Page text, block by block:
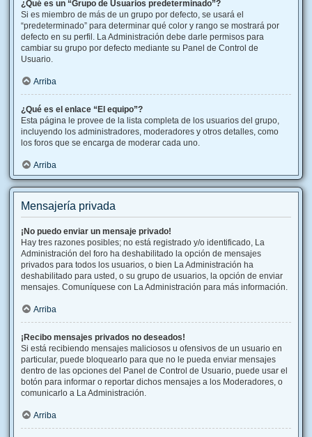
¿Qué es un “Grupo de Usuarios predeterminado”?
Si es miembro de más de un grupo por defecto, se usará el
“predeterminado” para determinar qué color y rango se mostrará por
defecto en su perfil. La Administración debe darle permisos para
cambiar su grupo por defecto mediante su Panel de Control de
Usuario.
Arriba
¿Qué es el enlace “El equipo”?
Esta página le provee de la lista completa de los usuarios del grupo,
incluyendo los administradores, moderadores y otros detalles, como
los foros que se encarga de moderar cada uno.
Arriba
Mensajería privada
¡No puedo enviar un mensaje privado!
Hay tres razones posibles; no está registrado y/o identificado, La
Administración del foro ha deshabilitado la opción de mensajes
privados para todos los usuarios, o bien La Administración ha
deshabilitado para usted, o su grupo de usuarios, la opción de enviar
mensajes. Comuníquese con La Administración para más información.
Arriba
¡Recibo mensajes privados no deseados!
Si está recibiendo mensajes maliciosos u ofensivos de un usuario en
particular, puede bloquearlo para que no le pueda enviar mensajes
dentro de las opciones del Panel de Control de Usuario, puede usar el
botón para informar o reportar dichos mensajes a los Moderadores, o
comunicarlo a La Administración.
Arriba